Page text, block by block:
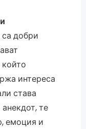
добри
интереса
става
те
емоция и